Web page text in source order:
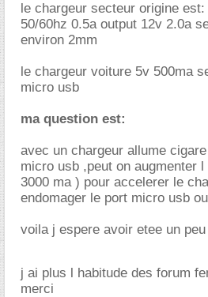
le chargeur secteur origine
50/60hz 0.5a output 12v 2.0a
environ 2mm
le chargeur voiture 5v 500ma
micro usb
ma question est:
avec un chargeur allume
micro usb ,peut on augmenter
3000 ma ) pour accelerer le
endomager le port micro usb
voila j espere avoir etee un
j ai plus l habitude des forum
merci